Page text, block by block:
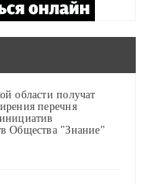
области получат
перечня
Общества "Знание"